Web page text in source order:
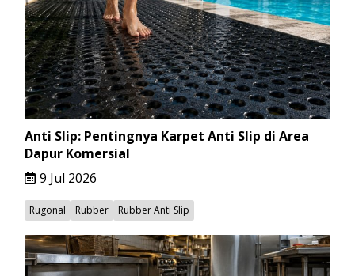
Anti Slip: Pentingnya Karpet Anti Slip di Area
Dapur Komersial
9 Jul 2026
Rugonal Rubber Rubber Anti Slip